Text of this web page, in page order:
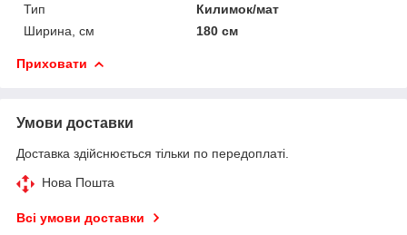
Тип
Килимок/мат
Ширина, см
180 см
Приховати
Умови доставки
Доставка здійснюється тільки по передоплаті.
Нова Пошта
Всі умови доставки